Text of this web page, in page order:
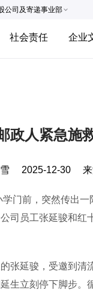
公司及寄递事业部
社会责任 企业
政人紧急施
2025-12-30 来
前，突然传出一
司员工张延骏和红
延骏，受邀到清
生立刻停下脚步